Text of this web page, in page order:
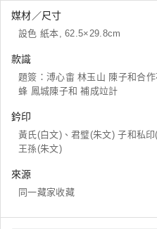
媒材／尺寸
設色 紙本, 62.5×29.8cm
款識
題簽：溥心畬 林玉山 陳子和合
蜂 鳳城陳子和 補成竝計
鈐印
黃氏(白文)、君璧(朱文) 子和私
王孫(朱文)
來源
同一藏家收藏